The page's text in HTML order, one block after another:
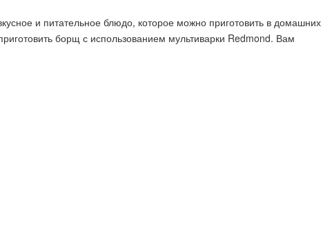
и питательное блюдо, которое можно приготовить в домашних
борщ с использованием мультиварки Redmond. Вам